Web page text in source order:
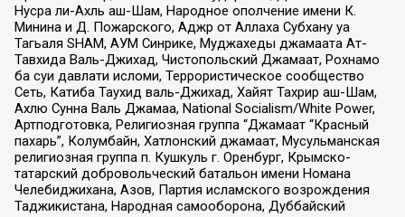
Нусра ли-Ахль аш-Шам, Народное ополчение имени К.
Минина и Д. Пожарского, Аджр от Аллаха Субхану уа
Тагьаля SHAM, АУМ Синрике, Муджахеды джамаата Ат-
Тавхида Валь-Джихад, Чистопольский Джамаат, Рохнамо
ба суи давлати исломи, Террористическое сообщество
Сеть, Катиба Таухид валь-Джихад, Хайят Тахрир аш-Шам,
Ахлю Сунна Валь Джамаа, National Socialism/White Power,
Артподготовка, Религиозная группа “Джамаат “Красный
пахарь”, Колумбайн, Хатлонский джамаат, Мусульманская
религиозная группа п. Кушкуль г. Оренбург, Крымско-
татарский добровольческий батальон имени Номана
Челебиджихана, Азов, Партия исламского возрождения
Таджикистана, Народная самооборона, Дуббайский